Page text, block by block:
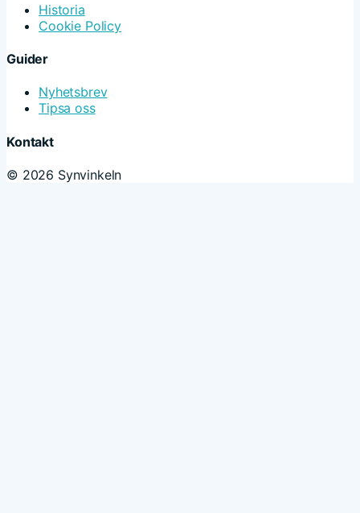
Historia
Cookie Policy
Guider
Nyhetsbrev
Tipsa oss
Kontakt
© 2026 Synvinkeln